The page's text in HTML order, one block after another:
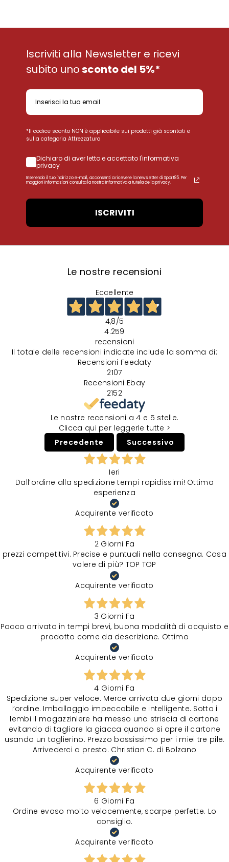
Iscriviti alla Newsletter e ricevi
subito unosconto del 5%*
*Il codice sconto NON è applicabile sui prodotti già scontati e
sulla categoria Attrezzatura
Dichiaro di aver letto e accettato l'informativa
privacy
Inserendo il tuo indirizzo e-mail, acconsenti a ricevere la newsletter di Sport85. Per
maggiori informazioni consulta la nostra Informativa a tutela della privacy.
ISCRIVITI
Le nostre recensioni
Eccellente
4,8/5
4.259
recensioni
Il totale delle recensioni indicate include la somma di:
Recensioni Feedaty
2107
Recensioni Ebay
2152
Le nostre recensioni a 4 e 5 stelle.
Clicca qui per leggerle tutte >
Precedente
Successivo
Ieri
Dall’ordine alla spedizione tempi rapidissimi! Ottima
esperienza
Acquirente verificato
2 Giorni Fa
prezzi competitivi. Precise e puntuali nella consegna. Cosa
volere di più? TOP TOP
Acquirente verificato
3 Giorni Fa
Pacco arrivato in tempi brevi, buona modalità di acquisto e
prodotto come da descrizione. Ottimo
Acquirente verificato
4 Giorni Fa
Spedizione super veloce. Merce arrivata due giorni dopo
l‘ordine. Imballaggio impeccabile e intelligente. Sotto i
lembi il magazziniere ha messo una striscia di cartone
evitando di tagliare la giacca quando si apre il cartone
usando un taglierino. Prezzo bassissimo per i miei tre pile.
Arrivederci a presto. Christian C. di Bolzano
Acquirente verificato
6 Giorni Fa
Ordine evaso molto velocemente, scarpe perfette. Lo
consiglio.
Acquirente verificato